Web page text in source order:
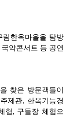
림한옥마을을 탐방
악콘서트 등 공연
찾은 방문객들이
제관, 한옥기능경
험, 구들장 체험으